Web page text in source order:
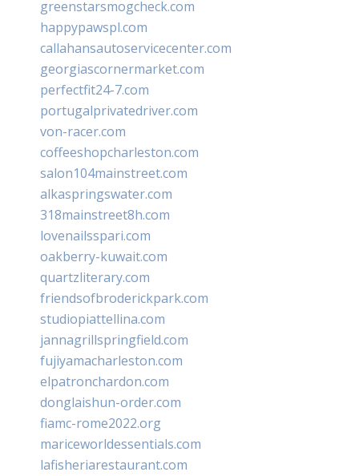
greenstarsmogcheck.com
happypawspl.com
callahansautoservicecenter.com
georgiascornermarket.com
perfectfit24-7.com
portugalprivatedriver.com
von-racer.com
coffeeshopcharleston.com
salon104mainstreet.com
alkaspringswater.com
318mainstreet8h.com
lovenailsspari.com
oakberry-kuwait.com
quartzliterary.com
friendsofbroderickpark.com
studiopiattellina.com
jannagrillspringfield.com
fujiyamacharleston.com
elpatronchardon.com
donglaishun-order.com
fiamc-rome2022.org
mariceworldessentials.com
lafisheriarestaurant.com